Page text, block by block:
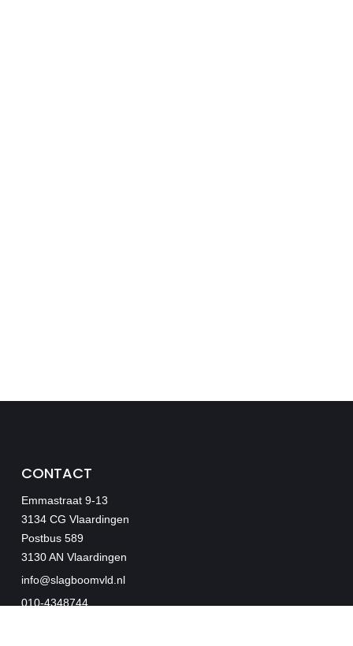
CONTACT
Emmastraat 9-13
3134 CG Vlaardingen
Postbus 589
3130 AN Vlaardingen
info@slagboomvld.nl
010-4348744